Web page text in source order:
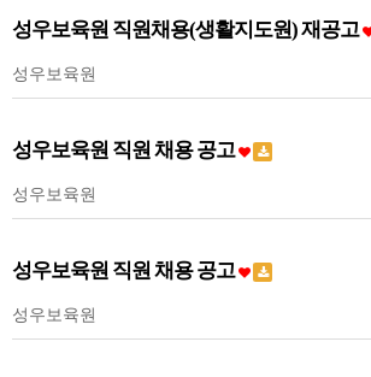
성우보육원 직원채용(생활지도원) 재공고
성우보육원
성우보육원 직원 채용 공고
성우보육원
성우보육원 직원 채용 공고
성우보육원